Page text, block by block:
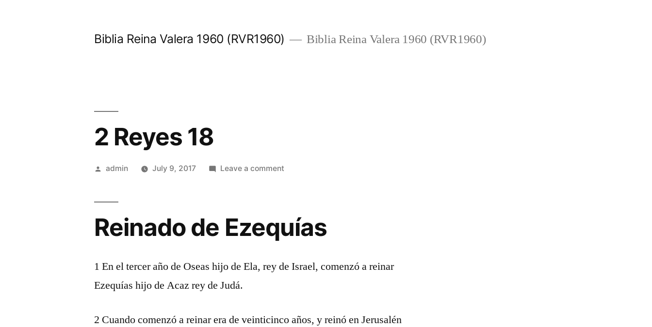
Biblia Reina Valera 1960 (RVR1960) Biblia Reina Valera 1960 (RVR1960)
2 Reyes 18
Posted
admin July 9, 2017 Leave a commenton
Reinado de Ezequías
1 En el tercer año de Oseas hijo de Ela, rey de Israel, comenzó a reinar
Ezequías hijo de Acaz rey de Judá.
2 Cuando comenzó a reinar era de veinticinco años, y reinó en Jerusalén